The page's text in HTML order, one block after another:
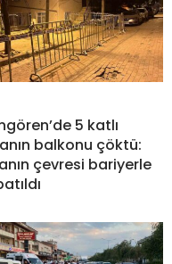
5 katlı
balkonu çöktü:
çevresi bariyerle